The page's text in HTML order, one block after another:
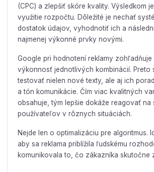
(CPC) a zlepšiť skóre kvality. Výsledkom
využitie rozpočtu. Dôležité je nechať
dostatok údajov, vyhodnotiť ich a
najmenej výkonné prvky novými.
Google pri hodnotení reklamy zohľadňuje
výkonnosť jednotlivých kombinácií. Preto
testovať nielen nové texty, ale aj ich
a tón komunikácie. Čím viac kvalitných
obsahuje, tým lepšie dokáže reagovať na
používateľov v rôznych situáciách.
Nejde len o optimalizáciu pre algoritmus.
aby sa reklama priblížila ľudskému
komunikovala to, čo zákazníka skutočne